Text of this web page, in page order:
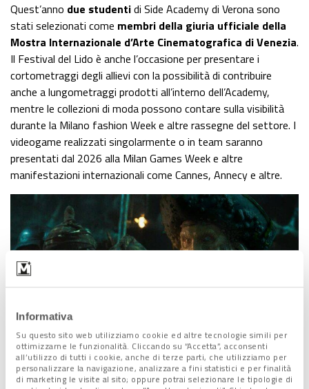
Informativa
Su questo sito web utilizziamo cookie ed altre tecnologie simili per
ottimizzarne le funzionalità. Cliccando su “Accetta”, acconsenti
all’utilizzo di tutti i cookie, anche di terze parti, che utilizziamo per
personalizzare la navigazione, analizzare a fini statistici e per finalità
di marketing le visite al sito; oppure potrai selezionare le tipologie di
Quest’anno due studentidi Side Academy di Verona sono
stati selezionati come membri della giuria ufficiale della
Mostra Internazionale d’Arte Cinematografica di Venezia.
Il Festival del Lido è anche l’occasione per presentare i
cortometraggi degli allievi con la possibilità di contribuire
anche a lungometraggi prodotti all’interno dell’Academy,
mentre le collezioni di moda possono contare sulla visibilità
durante la Milano fashion Week e altre rassegne del settore. I
videogame realizzati singolarmente o in team saranno
presentati dal 2026 alla Milan Games Week e altre
manifestazioni internazionali come Cannes, Annecy e altre.